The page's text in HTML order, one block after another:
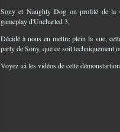
Sony et Naughty Dog on profité de la
gameplay d'Uncharted 3.
Décidé à nous en mettre plein la vue,
party de Sony, que ce soit techniquement
Voyez ici les vidéos de cette